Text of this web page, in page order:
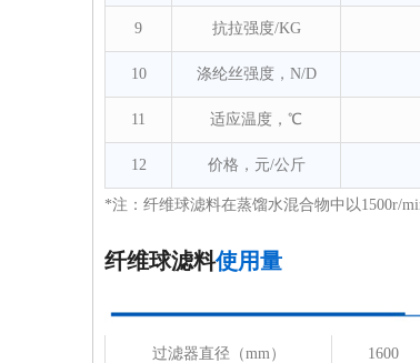
9 抗拉强度/KG
10 涤纶丝强度，N/D
11 适应温度，℃
12 价格，元/公斤
*注：纤维球滤料在蒸馏水混合物中以1500r/
纤维球滤料使用量
过滤器直径（mm） 1600